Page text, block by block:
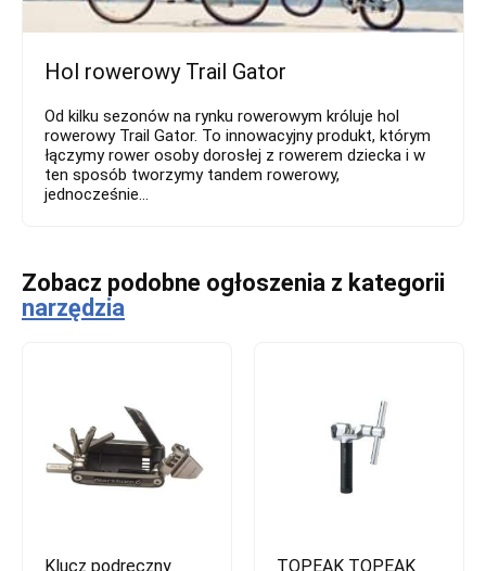
Hol rowerowy Trail Gator
Od kilku sezonów na rynku rowerowym króluje hol
rowerowy Trail Gator. To innowacyjny produkt, którym
łączymy rower osoby dorosłej z rowerem dziecka i w
ten sposób tworzymy tandem rowerowy,
jednocześnie...
Zobacz podobne ogłoszenia z kategorii
narzędzia
Klucz podręczny
TOPEAK TOPEAK